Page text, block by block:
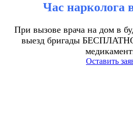
Час нарколога
При вызове врача на дом в
выезд бригады БЕСПЛАТНО
Оставить